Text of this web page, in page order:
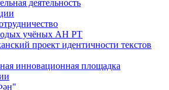
деятельность
учёных АН РТ
проект идентичности текстов
инновационная площадка